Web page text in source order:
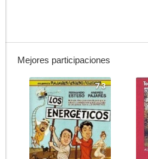
Mejores participaciones
7.3